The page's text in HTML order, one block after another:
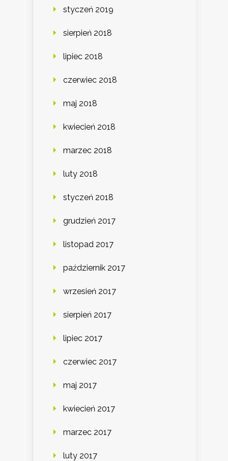
styczeń 2019
sierpień 2018
lipiec 2018
czerwiec 2018
maj 2018
kwiecień 2018
marzec 2018
luty 2018
styczeń 2018
grudzień 2017
listopad 2017
październik 2017
wrzesień 2017
sierpień 2017
lipiec 2017
czerwiec 2017
maj 2017
kwiecień 2017
marzec 2017
luty 2017